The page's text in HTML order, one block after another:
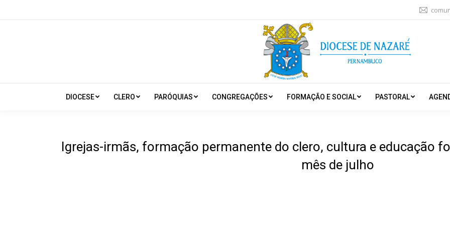
DIOCESE CLERO PARÓQUIAS CONGREGAÇÕES FORMAÇÃO E SOCIAL PASTORAL
Igrejas-irmãs, formação permanente do clero, cultura e educação
mês de julho